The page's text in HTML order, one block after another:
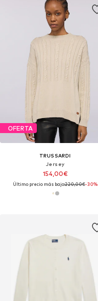
OFERTA
TRUSSARDI
Jersey
154,00€
Último precio más bajo:220,00€-30%